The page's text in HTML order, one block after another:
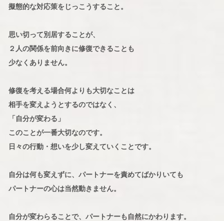
擬態的な対応策をじっこうすること。
思い切って別居することが、
２人の関係を前向きに修復できることも
少なくありません。
修復を考える場合何よりも大切なことは
相手を変えようとするのではなく、
「自分が変わる」
このことが一番大切なのです。
日々の行動・想いを少し変えていくことです。
自分は何も変えずに、パートナーを責めてばかりいても
パートナーの心は当然動きません。
自分が変わらることで、パートナーも自然にかわります。